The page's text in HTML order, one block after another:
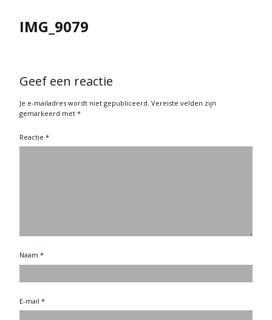
IMG_9079
Geef een reactie
Je e-mailadres wordt niet gepubliceerd. Vereiste velden zijn
gemarkeerd met *
Reactie *
Naam *
E-mail *